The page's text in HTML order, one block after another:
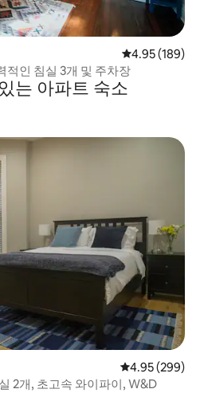
평점 4.95점(5
4.95 (189)
적인 침실 3개 및 주차장
는 아파트 숙소
평점 4.95점(5
4.95 (299)
2개, 초고속 와이파이, W&D